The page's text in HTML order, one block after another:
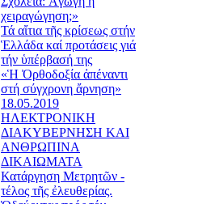
χειραγώγηση;»
Τά αἴτια τῆς κρίσεως στήν
Ἑλλάδα καί προτάσεις γιά
τήν ὑπέρβασή της
«Ἡ Ὀρθοδοξία ἀπέναντι
στή σύγχρονη ἄρνηση»
18.05.2019
ΗΛΕΚΤΡΟΝΙΚΗ
ΔΙΑΚΥΒΕΡΝΗΣΗ ΚΑΙ
ΑΝΘΡΩΠΙΝΑ
ΔΙΚΑΙΩΜΑΤΑ
Κατάργηση Μετρητῶν -
τέλος τῆς ἐλευθερίας.